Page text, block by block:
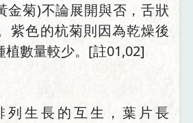
金菊)不論展開與否，舌狀
紫色的杭菊則因為乾燥後
植數量較少。[註01,02]
列生長的互生，葉片長